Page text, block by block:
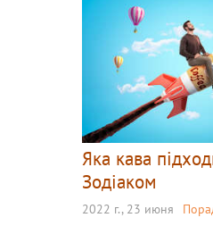
Яка кава
Зодіаком
2022 г., 23 июня